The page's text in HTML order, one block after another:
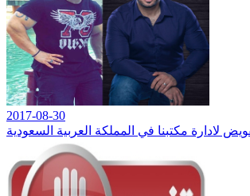
2017-08-30
لادارة مكتبنا في المملكة العربية السعودية